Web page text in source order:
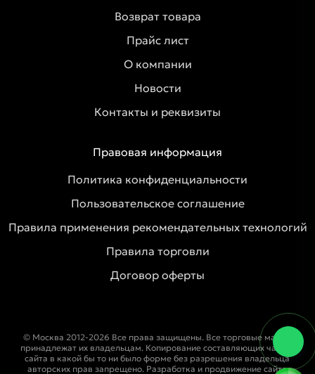
Возврат товара
Прайс лист
О компании
Новости
Контакты и реквизиты
Правовая информация
Политика конфиденциальности
Пользовательское соглашение
Правила применения рекомендательных технологий
Правила торговли
Договор оферты
© Москва 2012-2026 Все права защищены. Все торговые марки
принадлежат их владельцам. Копирование составляющих частей
сайта в какой бы то ни было форме без разрешения владельца
авторских прав запрещено. Разработка и продвижение сайта